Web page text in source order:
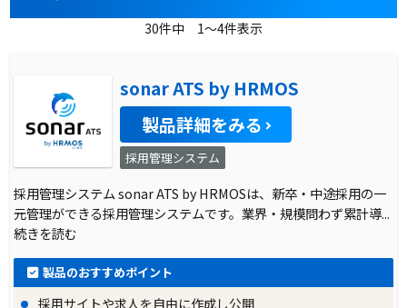
30件中 1～4件表示
sonar ATS by HRMOS
製品詳細をみる
採用管理システム
採用管理システム sonar ATS by HRMOSは、新卒・中途採用の一
元管理ができる採用管理システムです。業界・規模問わず累計導...
続きを読む
製品のおすすめポイント
採用サイトや求人を自由に作成し公開